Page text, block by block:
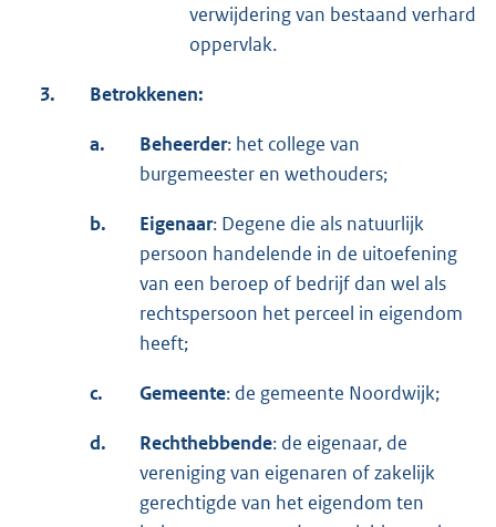
verwijdering van bestaand verhard
oppervlak.
3. Betrokkenen:
a. Beheerder: het college van
burgemeester en wethouders;
b. Eigenaar: Degene die als natuurlijk
persoon handelende in de uitoefening
van een beroep of bedrijf dan wel als
rechtspersoon het perceel in eigendom
heeft;
c. Gemeente: de gemeente Noordwijk;
d. Rechthebbende: de eigenaar, de
vereniging van eigenaren of zakelijk
gerechtigde van het eigendom ten